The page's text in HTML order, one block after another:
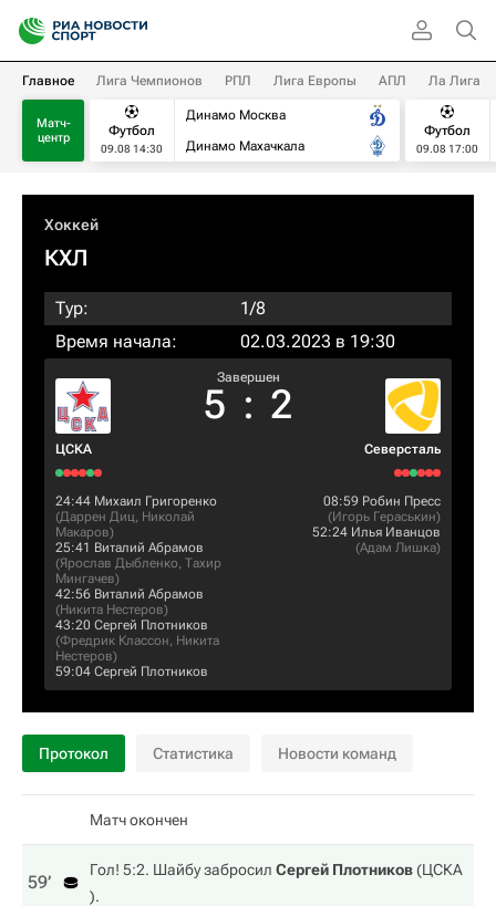
Главное Лига Чемпионов РПЛ Лига Европы АПЛ Ла Лига
Матч-
центр
Футбол
09.08 14:30
Динамо Москва
Динамо Махачкала
Футбол
09.08 17:00
Хоккей
КХЛ
Тур:
1/8
Время начала:
02.03.2023 в 19:30
ЦСКА
Завершен
5 : 2
Северсталь
24:44 Михаил Григоренко
(Даррен Диц, Николай
Макаров)
25:41 Виталий Абрамов
(Ярослав Дыбленко, Тахир
Мингачев)
42:56 Виталий Абрамов
(Никита Нестеров)
43:20 Сергей Плотников
(Фредрик Классон, Никита
Нестеров)
59:04 Сергей Плотников
08:59 Робин Пресс
(Игорь Гераськин)
52:24 Илья Иванцов
(Адам Лишка)
Протокол Статистика Новости команд
Матч окончен
59‎’‎
Гол! 5:2. Шайбу забросил Сергей Плотников(ЦСКА
).